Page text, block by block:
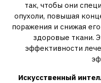
так‚ чтобы они
опухоли‚ повышая
поражения и снижая
здоровые ткани.
эффективности
Искусственный